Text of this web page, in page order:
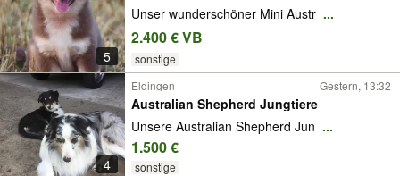
5
Unser wunderschöner Mini Austr ...
2.400 € VB
sonstige
4
Eldingen Gestern, 13:32
Australian Shepherd Jungtiere
Unsere Australian Shepherd Jun ...
1.500 €
sonstige